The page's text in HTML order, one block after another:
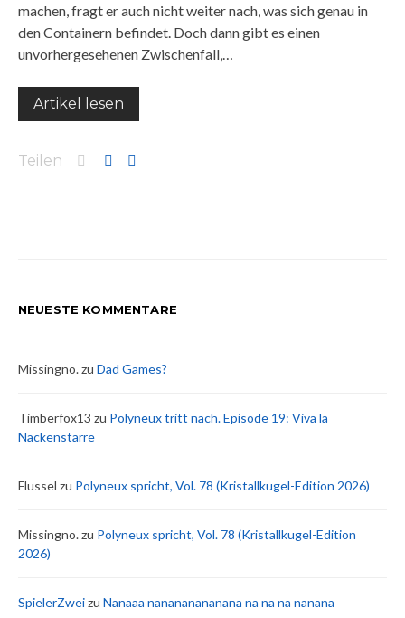
machen, fragt er auch nicht weiter nach, was sich genau in
den Containern befindet. Doch dann gibt es einen
unvorhergesehenen Zwischenfall,…
Artikel lesen
Teilen
NEUESTE KOMMENTARE
Missingno.zu Dad Games?
Timberfox13 zu Polyneux tritt nach. Episode 19: Viva la
Nackenstarre
Flussel zu Polyneux spricht, Vol. 78 (Kristallkugel-Edition 2026)
Missingno.zu Polyneux spricht, Vol. 78 (Kristallkugel-Edition
2026)
SpielerZweizu Nanaaa nanananananana na na na nanana